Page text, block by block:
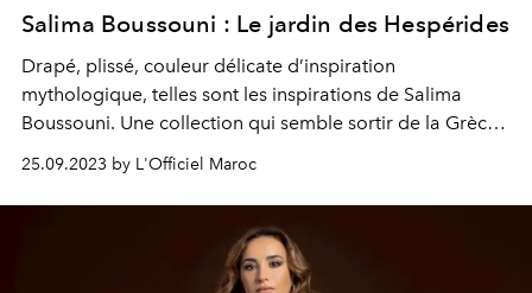
Salima Boussouni : Le jardin des Hespérides
Drapé, plissé, couleur délicate d’inspiration
mythologique, telles sont les inspirations de Salima
Boussouni. Une collection qui semble sortir de la Grèce
Antique pour sublimer les femmes où le jersey s’invite
sur des créations riches et des broderies sur tulle
semblables à des tatouages précieux.
25.09.2023 by L'Officiel Maroc